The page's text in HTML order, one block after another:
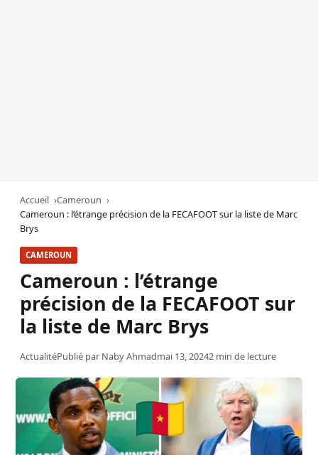
Accueil
Cameroun
Cameroun : l’étrange précision de la FECAFOOT sur la liste de Marc
Brys
CAMEROUN
Cameroun : l’étrange
précision de la FECAFOOT sur
la liste de Marc Brys
ActualitéPublié par Naby Ahmadmai 13, 20242 min de lecture